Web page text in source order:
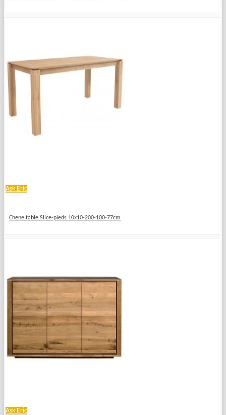
Ask Eric
Chene table Slice-pieds 10x10-200-100-77cm
Ask Eric